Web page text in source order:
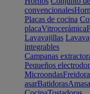
convencionales
Placas de cocina
placaVitrocerámica
Lavavajillas
integrables
Campanas
Pequeños
Microondas
asarBatidoras